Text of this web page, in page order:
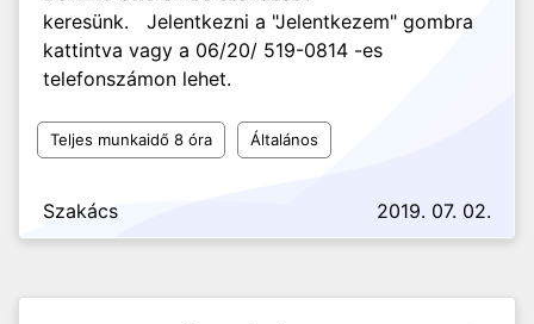
keresünk. Jelentkezni a "Jelentkezem" gombra
kattintva vagy a 06/20/ 519-0814 -es
telefonszámon lehet.
Teljes munkaidő 8 óra Általános
Szakács 2019. 07. 02.